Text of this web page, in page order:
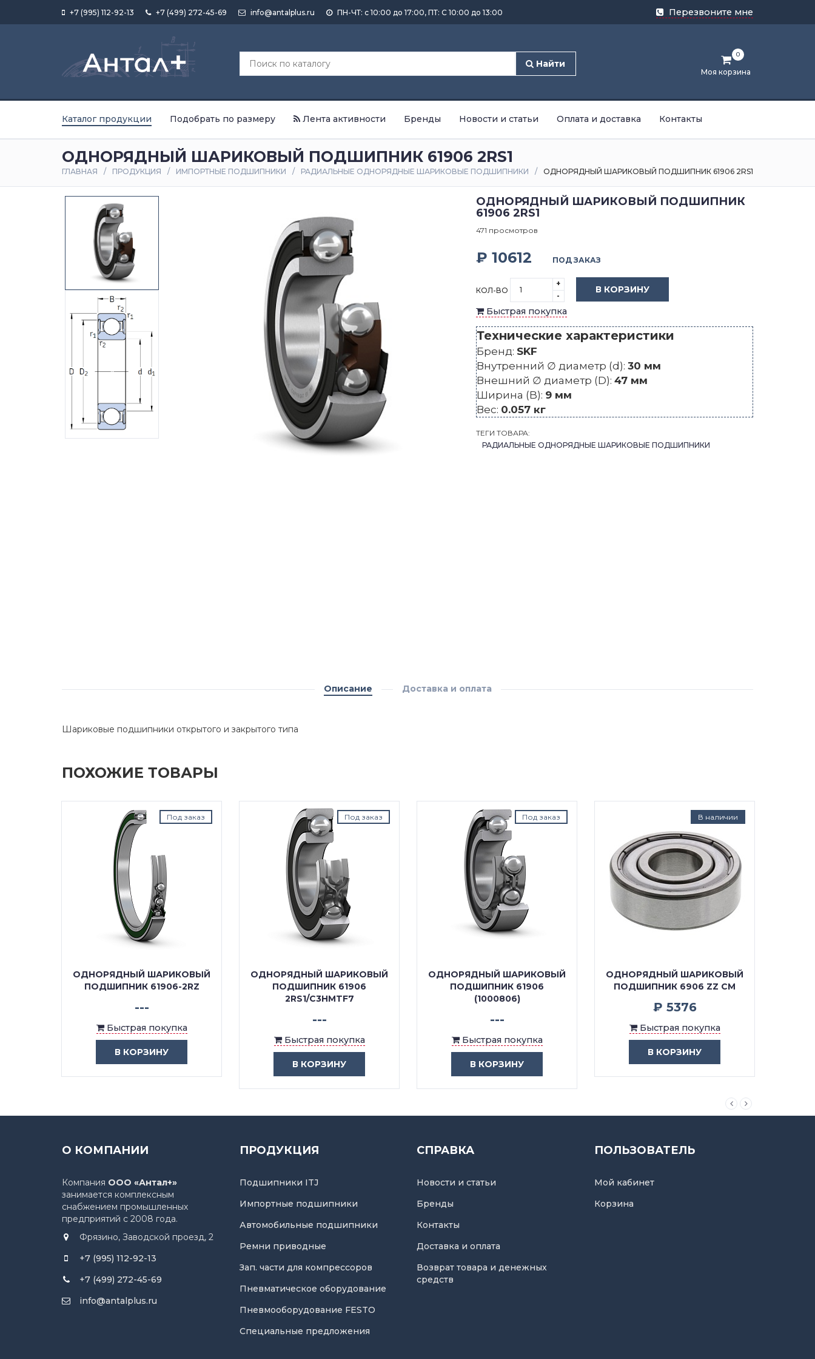
+7 (995) 112-92-13 +7 (499) 272-45-69 info@antalplus.ru ПН-ЧТ: с 10:00 до 17:00, ПТ: С 10:00 до 13:00 Перезвоните мне
Найти
Моя корзина
0
Каталог продукции Подобрать по размеру Лента активности Бренды Новости и статьи Оплата и доставка Контакты
ОДНОРЯДНЫЙ ШАРИКОВЫЙ ПОДШИПНИК 61906 2RS1
ГЛАВНАЯ ПРОДУКЦИЯ ИМПОРТНЫЕ ПОДШИПНИКИ РАДИАЛЬНЫЕ ОДНОРЯДНЫЕ ШАРИКОВЫЕ ПОДШИПНИКИ ОДНОРЯДНЫЙ ШАРИКОВЫЙ ПОДШИПНИК 61906 2RS1
ОДНОРЯДНЫЙ ШАРИКОВЫЙ ПОДШИПНИК
61906 2RS1
471 просмотров
₽ 10612 ПОД ЗАКАЗ
КОЛ-ВО
+
-
В КОРЗИНУ
Быстрая покупка
Технические характеристики
Бренд: SKF
Внутренний ∅ диаметр (d): 30 мм
Внешний ∅ диаметр (D): 47 мм
Ширина (B): 9 мм
Вес: 0.057 кг
ТЕГИ ТОВАРА:
РАДИАЛЬНЫЕ ОДНОРЯДНЫЕ ШАРИКОВЫЕ ПОДШИПНИКИ
Описание Доставка и оплата
Шариковые подшипники открытого и закрытого типа
ПОХОЖИЕ ТОВАРЫ
Под заказ
ОДНОРЯДНЫЙ ШАРИКОВЫЙ
ПОДШИПНИК 61906-2RZ
---
Быстрая покупка
В КОРЗИНУ
Под заказ
ОДНОРЯДНЫЙ ШАРИКОВЫЙ
ПОДШИПНИК 61906
2RS1/C3HMTF7
---
Быстрая покупка
В КОРЗИНУ
Под заказ
ОДНОРЯДНЫЙ ШАРИКОВЫЙ
ПОДШИПНИК 61906
(1000806)
---
Быстрая покупка
В КОРЗИНУ
В наличии
ОДНОРЯДНЫЙ ШАРИКОВЫЙ
ПОДШИПНИК 6906 ZZ CM
₽ 5376
Быстрая покупка
В КОРЗИНУ
О КОМПАНИИ
Компания ООО «Антал+»
занимается комплексным
снабжением промышленных
предприятий с 2008 года.
Фрязино, Заводской проезд, 2
+7 (995) 112-92-13
+7 (499) 272-45-69
info@antalplus.ru
ПРОДУКЦИЯ
Подшипники ITJ
Импортные подшипники
Автомобильные подшипники
Ремни приводные
Зап. части для компрессоров
Пневматическое оборудование
Пневмооборудование FESTO
Специальные предложения
СПРАВКА
Новости и статьи
Бренды
Контакты
Доставка и оплата
Возврат товара и денежных
средств
ПОЛЬЗОВАТЕЛЬ
Мой кабинет
Корзина